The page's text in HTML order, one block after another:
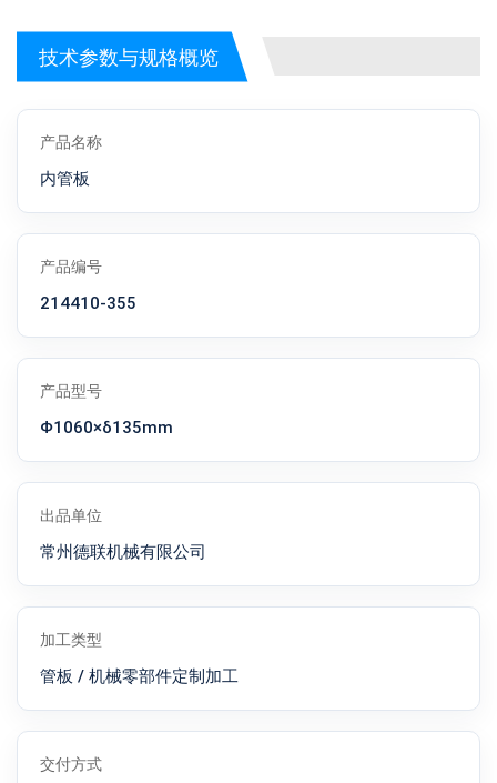
技术参数与规格概览
产品名称
内管板
产品编号
214410-355
产品型号
Φ1060×δ135mm
出品单位
常州德联机械有限公司
加工类型
管板 / 机械零部件定制加工
交付方式